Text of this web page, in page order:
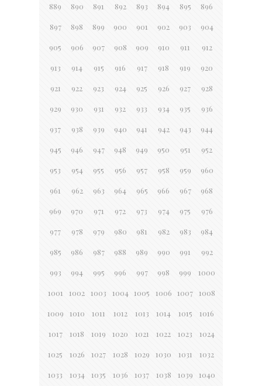
889 890 891 892 893 894 895 896
897 898 899 900 901 902 903 904
905 906 907 908 909 910 911 912
913 914 915 916 917 918 919 920
921 922 923 924 925 926 927 928
929 930 931 932 933 934 935 936
937 938 939 940 941 942 943 944
945 946 947 948 949 950 951 952
953 954 955 956 957 958 959 960
961 962 963 964 965 966 967 968
969 970 971 972 973 974 975 976
977 978 979 980 981 982 983 984
985 986 987 988 989 990 991 992
993 994 995 996 997 998 999 1000
1001 1002 1003 1004 1005 1006 1007 1008
1009 1010 1011 1012 1013 1014 1015 1016
1017 1018 1019 1020 1021 1022 1023 1024
1025 1026 1027 1028 1029 1030 1031 1032
1033 1034 1035 1036 1037 1038 1039 1040